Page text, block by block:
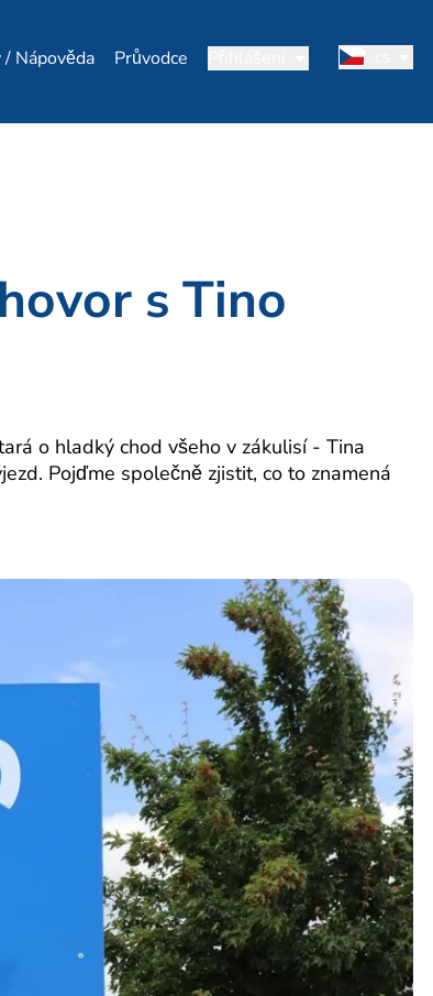
Nápověda Průvodce
s Tino
o hladký chod všeho v zákulisí - Tina
Pojďme společně zjistit, co to znamená